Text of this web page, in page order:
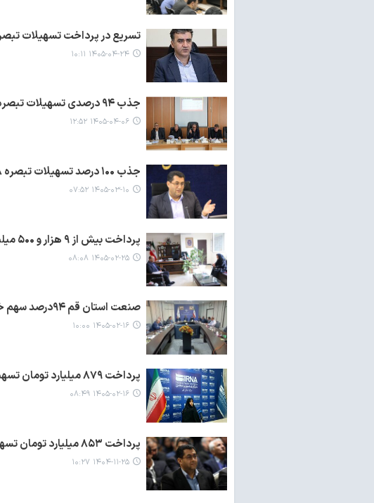
تسریع در پرداخت تسهیلات تبصره ۱۸؛ اولویت کمیته استانی تهران برای حمایت از
۱۴۰۵-۰۴-۲۴ ۱۰:۱۱
جذب ۹۴ درصدی تسهیلات تبصره ۱۸ در کهگیلویه و بویراحمد
۱۴۰۵-۰۴-۰۶ ۱۲:۵۲
جذب ۱۰۰ درصد تسهیلات تبصره ۱۸ استان همدان
۱۴۰۵-۰۳-۱۰ ۰۷:۵۲
پرداخت بیش از ۹ هزار و ۵۰۰ میلیارد ریال تسهیلات تبصره ۱۸ در خراسان شمالی
۱۴۰۵-۰۲-۲۵ ۰۸:۰۸
صنعت استان قم ۹۴درصد سهم خود از تسهیلات تبصره ۱۸ را پرداخت کرده است
۱۴۰۵-۰۲-۱۶ ۱۰:۰۰
پرداخت ۸۷۹ میلیارد تومان تسهیلات تبصره ۱۸ بودجه ۱۴۰۲ در قم
۱۴۰۵-۰۲-۱۶ ۰۸:۴۹
پرداخت ۸۵۳ میلیارد تومان تسهیلات تبصره ۱۸ به ۴۲۵ طرح اشتغال‌زا در همدان
۱۴۰۴-۱۱-۲۵ ۱۰:۲۷